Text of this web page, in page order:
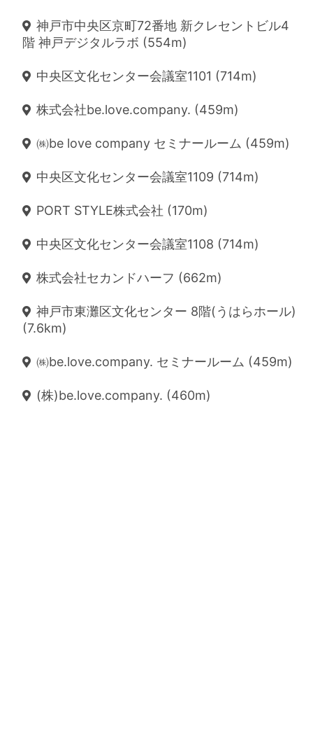
神戸市中央区京町72番地 新クレセントビル4
階 神戸デジタルラボ (554m)
中央区文化センター会議室1101 (714m)
株式会社be.love.company. (459m)
㈱be love company セミナールーム (459m)
中央区文化センター会議室1109 (714m)
PORT STYLE株式会社 (170m)
中央区文化センター会議室1108 (714m)
株式会社セカンドハーフ (662m)
神戸市東灘区文化センター 8階(うはらホール)
(7.6km)
㈱be.love.company. セミナールーム (459m)
(株)be.love.company. (460m)